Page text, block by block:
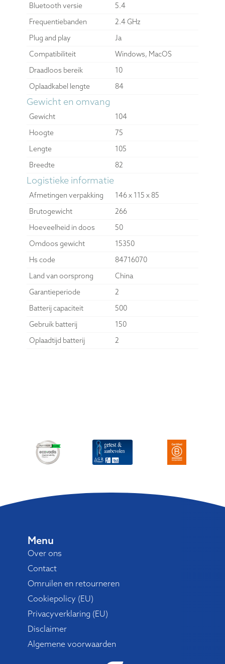
Bluetooth versie
5.4
Frequentiebanden
2.4 GHz
Plug and play
Ja
Compatibiliteit
Windows, MacOS
Draadloos bereik
10
Oplaadkabel lengte
84
Gewicht en omvang
Gewicht
104
Hoogte
75
Lengte
105
Breedte
82
Logistieke informatie
Afmetingen verpakking
146 x 115 x 85
Brutogewicht
266
Hoeveelheid in doos
50
Omdoos gewicht
15350
Hs code
84716070
Land van oorsprong
China
Garantieperiode
2
Batterij capaciteit
500
Gebruik batterij
150
Oplaadtijd batterij
2
Menu
Over ons
Contact
Omruilen en retourneren
Cookiepolicy (EU)
Privacyverklaring (EU)
Disclaimer
Algemene voorwaarden